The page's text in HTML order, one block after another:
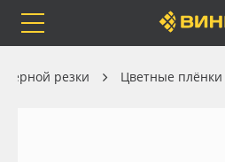
резки Цветные плёнки